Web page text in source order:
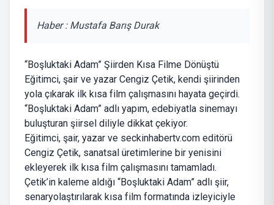
Haber : Mustafa Barış Durak
“Boşluktaki Adam” Şiirden Kısa Filme Dönüştü
Eğitimci, şair ve yazar Cengiz Çetik, kendi şiirinden
yola çıkarak ilk kısa film çalışmasını hayata geçirdi.
“Boşluktaki Adam” adlı yapım, edebiyatla sinemayı
buluşturan şiirsel diliyle dikkat çekiyor.
Eğitimci, şair, yazar ve seckinhabertv.com editörü
Cengiz Çetik, sanatsal üretimlerine bir yenisini
ekleyerek ilk kısa film çalışmasını tamamladı.
Çetik’in kaleme aldığı “Boşluktaki Adam” adlı şiir,
senaryolaştırılarak kısa film formatında izleyiciyle